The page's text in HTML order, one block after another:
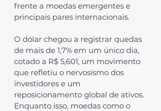
frente a moedas emergentes e
principais pares internacionais.
O dólar chegou a registrar quedas
de mais de 1,7% em um único dia,
cotado a R$ 5,601, um movimento
que refletiu o nervosismo dos
investidores e um
reposicionamento global de ativos.
Enquanto isso, moedas como o